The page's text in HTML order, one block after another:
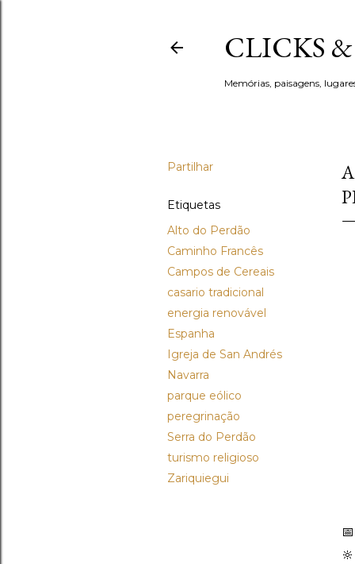
CLICKS
Memórias, paisagens,
Partilhar
Etiquetas
Alto do Perdão
Caminho Francês
Campos de Cereais
casario tradicional
energia renovável
Espanha
Igreja de San Andrés
Navarra
parque eólico
peregrinação
Serra do Perdão
turismo religioso
Zariquiegui